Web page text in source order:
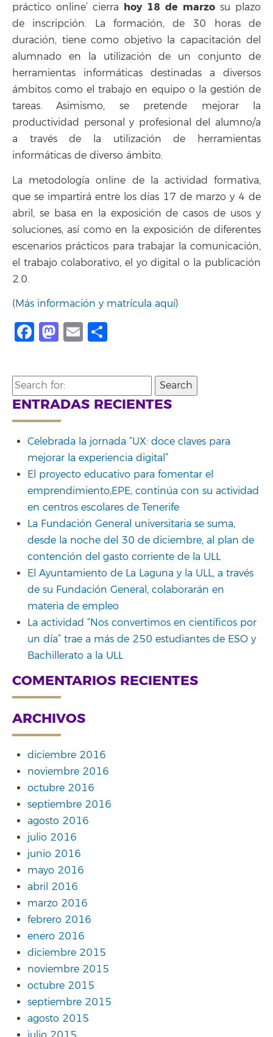
práctico online’ cierra hoy 18 de marzo su plazo
de inscripción. La formación, de 30 horas de
duración, tiene como objetivo la capacitación del
alumnado en la utilización de un conjunto de
herramientas informáticas destinadas a diversos
ámbitos como el trabajo en equipo o la gestión de
tareas. Asimismo, se pretende mejorar la
productividad personal y profesional del alumno/a
a través de la utilización de herramientas
informáticas de diverso ámbito.
La metodología online de la actividad formativa,
que se impartirá entre los días 17 de marzo y 4 de
abril, se basa en la exposición de casos de usos y
soluciones, así como en la exposición de diferentes
escenarios prácticos para trabajar la comunicación,
el trabajo colaborativo, el yo digital o la publicación
2.0.
(Más información y matrícula aquí)
Facebook
Mastodon
Email
Search
for:
ENTRADAS RECIENTES
Celebrada la jornada “UX: doce claves para
mejorar la experiencia digital”
El proyecto educativo para fomentar el
emprendimiento,EPE, continúa con su actividad
en centros escolares de Tenerife
La Fundación General universitaria se suma,
desde la noche del 30 de diciembre, al plan de
contención del gasto corriente de la ULL
El Ayuntamiento de La Laguna y la ULL, a través
de su Fundación General, colaborarán en
materia de empleo
La actividad “Nos convertimos en científicos por
un día” trae a más de 250 estudiantes de ESO y
Bachillerato a la ULL
COMENTARIOS RECIENTES
ARCHIVOS
diciembre 2016
noviembre 2016
octubre 2016
septiembre 2016
agosto 2016
julio 2016
junio 2016
mayo 2016
abril 2016
marzo 2016
febrero 2016
enero 2016
diciembre 2015
noviembre 2015
octubre 2015
septiembre 2015
agosto 2015